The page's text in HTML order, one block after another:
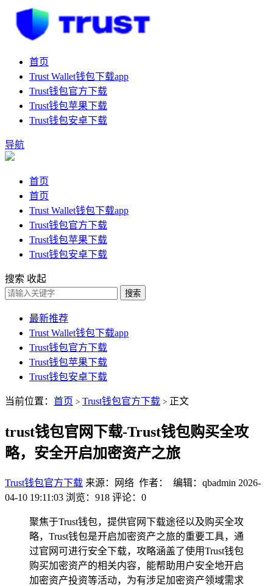
首页
Trust Wallet钱包下载app
Trust钱包官方下载
Trust钱包苹果下载
Trust钱包安卓下载
导航
首页
首页
Trust Wallet钱包下载app
Trust钱包官方下载
Trust钱包苹果下载
Trust钱包安卓下载
搜索 收起
搜索
最新推荐
Trust Wallet钱包下载app
Trust钱包官方下载
Trust钱包苹果下载
Trust钱包安卓下载
当前位置： 首页 > Trust钱包官方下载 > 正文
trust钱包官网下载-Trust钱包购买全攻
略，安全开启加密资产之旅
Trust钱包官方下载 来源：网络 作者： 编辑：qbadmin 2026-
04-10 19:11:03 浏览：918 评论：0
聚焦于Trust钱包，提供官网下载途径以及购买全攻
略，Trust钱包是开启加密资产之旅的重要工具，通
过官网可进行安全下载，攻略涵盖了使用Trust钱包
购买加密资产的相关内容，能帮助用户安全地开启
加密资产投资等活动，为有涉足加密资产领域需求